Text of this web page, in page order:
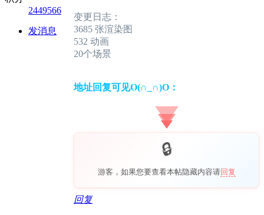
2449566
发消息
变更日志：
3685 张渲染图
532 动画
20个场景
地址回复可见O(∩_∩)O：
游客，如果您要查看本帖隐藏内容请回复
回复